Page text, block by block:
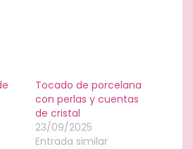
Tocado de porcelana
con perlas y cuentas
de cristal
23/09/2025
Entrada similar